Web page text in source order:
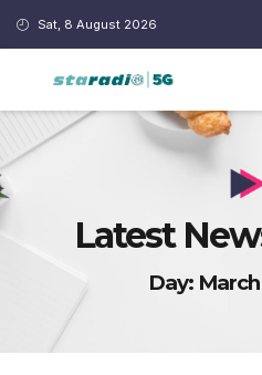
Sat, 8 August 2026
Latest
Day: